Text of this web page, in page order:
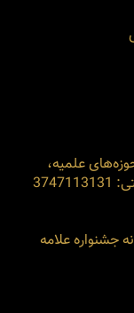
علمیه،
37185، دبیرخانه جشنواره علامه